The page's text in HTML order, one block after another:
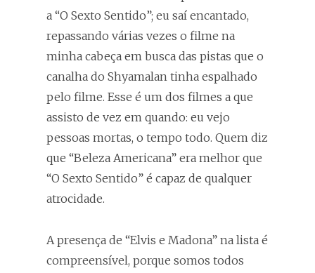
a “O Sexto Sentido”; eu saí encantado,
repassando várias vezes o filme na
minha cabeça em busca das pistas que o
canalha do Shyamalan tinha espalhado
pelo filme. Esse é um dos filmes a que
assisto de vez em quando: eu vejo
pessoas mortas, o tempo todo. Quem diz
que “Beleza Americana” era melhor que
“O Sexto Sentido” é capaz de qualquer
atrocidade.
A presença de “Elvis e Madona” na lista é
compreensível, porque somos todos